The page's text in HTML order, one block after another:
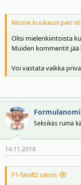
Mosse kuukausi pari
Olisi mielenkiintoista
Muiden kommentit jää
Voi vastata vaikka
Formulanomi
Seksikäs rumä
14.11.2018
F1-fani82 sanoi: